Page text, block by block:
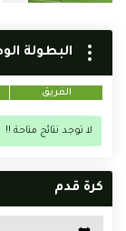
البطولة
الفريق
لا توجد نتائج متاحة !!
كرة قدم